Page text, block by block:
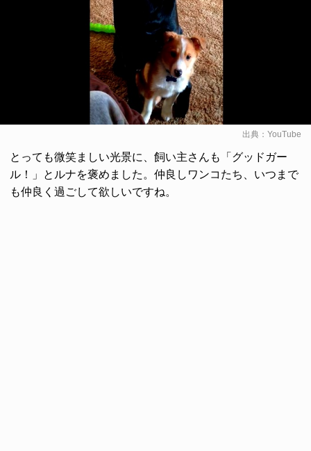
出典： YouTube
とっても微笑ましい光景に、飼い主さんも「グッドガー
ル！」とルナを褒めました。仲良しワンコたち、いつまで
も仲良く過ごして欲しいですね。